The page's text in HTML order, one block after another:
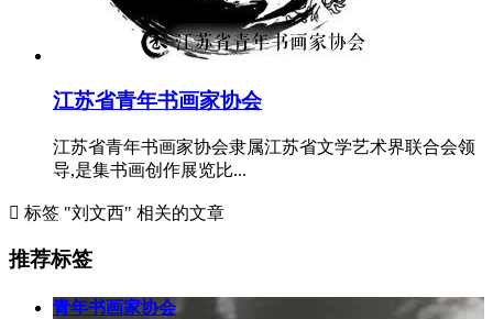
江苏省青年书画家协会
江苏省青年书画家协会隶属江苏省文学艺术界联合会领
导,是集书画创作展览比...
 标签 "刘文西" 相关的文章
推荐标签
青年书画家协会